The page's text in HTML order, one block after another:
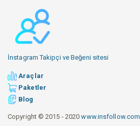
İnstagram Takipçi ve Beğeni sitesi
Araçlar
Paketler
Blog
Copyright © 2015 - 2020www.insfollow.com